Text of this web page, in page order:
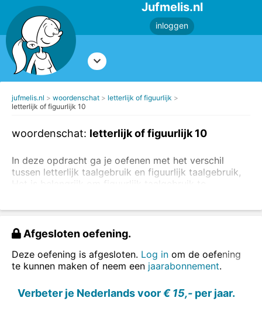
Jufmelis.nl
inloggen
jufmelis.nl woordenschat
letterlijk of figuurlijk
letterlijk of figuurlijk 10
woordenschat: letterlijk of figuurlijk 10
In deze opdracht ga je oefenen met het verschil
tussen letterlijk taalgebruik en figuurlijk taalgebruik,
Het is belangrijk om figuurlijk taalgebruik te
figuurlijk taalgebruik.
Kies per zin of de zin letterlijk of figuurlijk is
bedoeld.
Afgesloten oefening.
Deze oefening is afgesloten. Log in om de oefening
te kunnen maken of neem een jaarabonnement.
Verbeter je Nederlands voor€ 15,- per jaar.